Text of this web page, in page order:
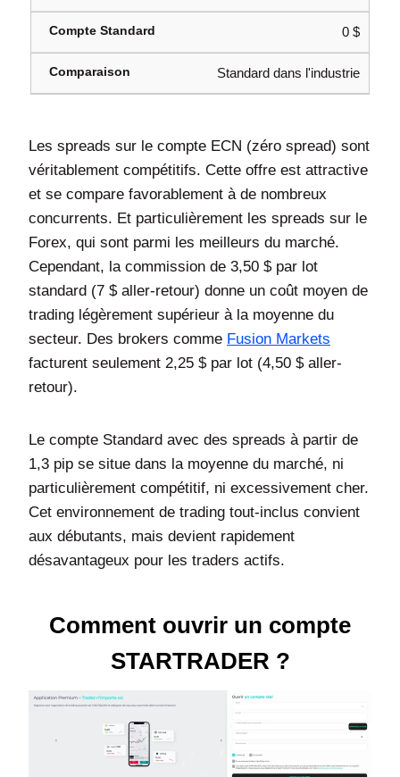
0 $
Standard dans l'industrie
Les spreads sur le compte ECN (zéro spread) sont
véritablement compétitifs. Cette offre est attractive
et se compare favorablement à de nombreux
concurrents. Et particulièrement les spreads sur le
Forex, qui sont parmi les meilleurs du marché.
Cependant, la commission de 3,50 $ par lot
standard (7 $ aller-retour) donne un coût moyen de
trading légèrement supérieur à la moyenne du
secteur. Des brokers comme Fusion Markets
facturent seulement 2,25 $ par lot (4,50 $ aller-
retour).
Le compte Standard avec des spreads à partir de
1,3 pip se situe dans la moyenne du marché, ni
particulièrement compétitif, ni excessivement cher.
Cet environnement de trading tout-inclus convient
aux débutants, mais devient rapidement
désavantageux pour les traders actifs.
Comment ouvrir un compte
STARTRADER ?